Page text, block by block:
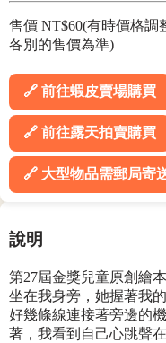
售價 NT$60(有時價格
各別的售價為準)
🔗 前往蝦皮賣場購買
🔗 前往露天拍賣購買
🔗 大型物品需郵局寄
說明
第27屆金獎兒童原創繪
坐在我身旁，她握著我
好幾條線連接著旁邊的
著，我看到自己心跳聲